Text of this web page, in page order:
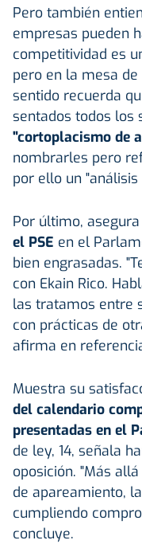
Pero también
empresas pueden
competitividad es
pero en la mesa de
sentido recuerda
sentados todos los
"cortoplacismo de
nombrarles pero
por ello un
Por último,
el PSE en el
bien engrasadas.
con Ekain Rico.
las tratamos entre
con prácticas de
afirma en
Muestra su
del calendario
presentadas en el
de ley, 14, señala
oposición. "Más
de apareamiento,
cumpliendo
concluye.